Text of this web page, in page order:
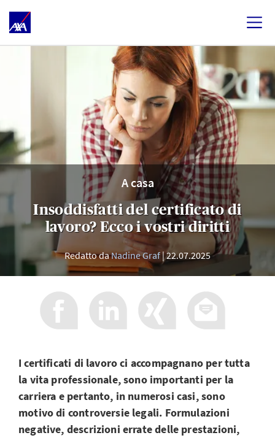
A casa
Insoddisfatti del certificato di
lavoro? Ecco i vostri diritti
Redatto daNadine Graf 22.07.2025
I certificati di lavoro ci accompagnano per tutta
la vita professionale, sono importanti per la
carriera e pertanto, in numerosi casi, sono
motivo di controversie legali. Formulazioni
negative, descrizioni errate delle prestazioni,